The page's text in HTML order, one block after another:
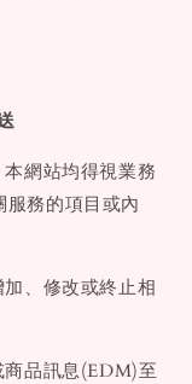
網站均得視業務
務的項目或內
、修改或終止相
商品訊息(EDM)至